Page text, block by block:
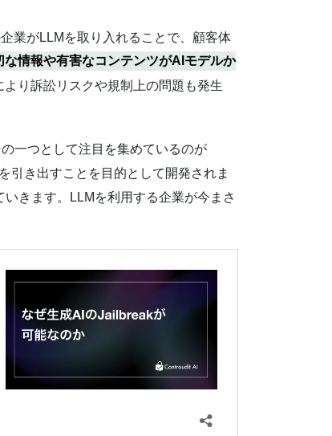
業がLLMを取り入れることで、顧客体
な情報や有害なコンテンツがAIモデルか
り訴訟リスクや規制上の問題も発生
一つとして注目を集めているのが
引き出すことを目的として開発されま
きます。LLMを利用する企業が今まさ